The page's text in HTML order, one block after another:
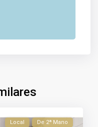
Local De 2ª Mano